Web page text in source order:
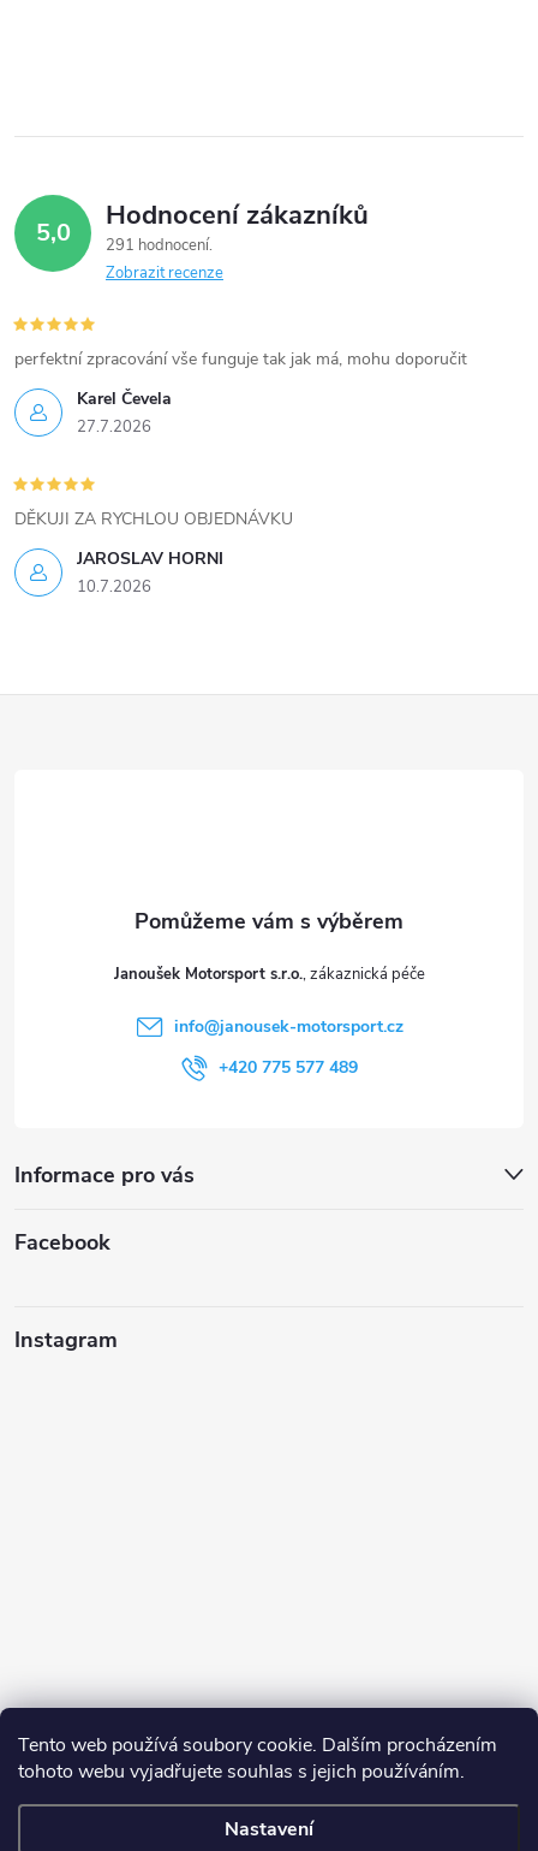
Tento web používá soubory cookie. Dalším procházením
tohoto webu vyjadřujete souhlas s jejich používáním.
Nastavení
5,0 Hodnocení zákazníků
291 hodnocení
Zobrazit recenze
Karel Čevela
27.7.2026
perfektní zpracování vše funguje tak jak má, mohu doporučit
JAROSLAV HORNI
10.7.2026
DĚKUJI ZA RYCHLOU OBJEDNÁVKU
Janoušek Motorsport s.r.o.
info@janousek-motorsport.cz
+420 775 577 489
Informace pro vás
Facebook
Instagram
Sledovat na Instagramu